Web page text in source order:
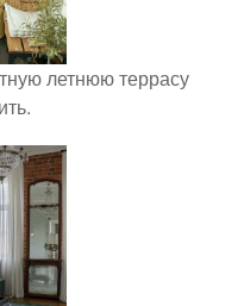
летнюю террасу